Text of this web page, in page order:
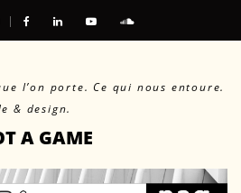
l’on porte. Ce qui nous entoure.
& design.
A GAME